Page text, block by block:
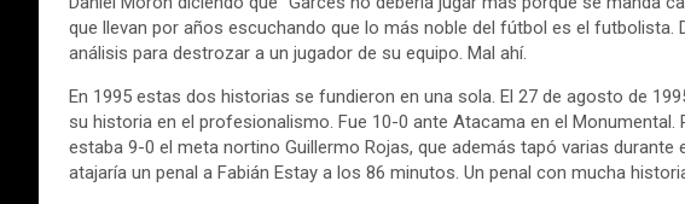
que llevan por años escuchando que lo más noble del fútbol es el futbolista.
análisis para destrozar a un jugador de su equipo. Mal ahí.
En 1995 estas dos historias se fundieron en una sola. El 27 de agosto de
su historia en el profesionalismo. Fue 10-0 ante Atacama en el Monumental.
estaba 9-0 el meta nortino Guillermo Rojas, que además tapó varias
atajaría un penal a Fabián Estay a los 86 minutos. Un penal con mucha